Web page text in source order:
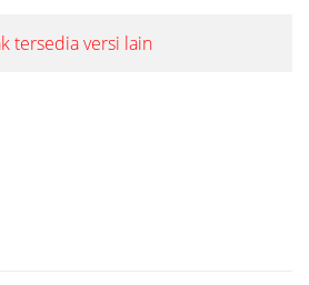
tersedia versi lain